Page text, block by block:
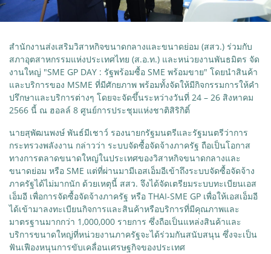
สำนักงานส่งเสริมวิสาหกิจขนาดกลางและขนาดย่อม (สสว.) ร่วมกับ
สภาอุตสาหกรรมแห่งประเทศไทย (ส.อ.ท.) และหน่วยงานพันธมิตร จัด
งานใหญ่ "SME GP DAY : รัฐพร้อมซื้อ SME พร้อมขาย" โดยนำสินค้า
และบริการของ MSME ที่มีศักยภาพ พร้อมทั้งจัดให้มีกิจกรรมการให้คำ
ปรึกษาและบริการต่างๆ โดยจะจัดขึ้นระหว่างวันที่ 24 – 26 สิงหาคม
2566 นี้ ณ ฮอลล์ 8 ศูนย์การประชุมแห่งชาติสิริกิติ์
นายสุพัฒนพงษ์ พันธ์มีเชาว์ รองนายกรัฐมนตรีและรัฐมนตรีว่าการ
กระทรวงพลังงาน กล่าวว่า ระบบจัดซื้อจัดจ้างภาครัฐ ถือเป็นโอกาส
ทางการตลาดขนาดใหญ่ในประเทศของวิสาหกิจขนาดกลางและ
ขนาดย่อม หรือ SME แต่ที่ผ่านมามีเอสเอ็มอีเข้าถึงระบบจัดซื้อจัดจ้าง
ภาครัฐได้ไม่มากนัก ด้วยเหตุนี้ สสว. จึงได้จัดเตรียมระบบทะเบียนเอส
เอ็มอี เพื่อการจัดซื้อจัดจ้างภาครัฐ หรือ THAI-SME GP เพื่อให้เอสเอ็มอี
ได้เข้ามาลงทะเบียนกิจการและสินค้าหรือบริการที่มีคุณภาพและ
มาตรฐานมากกว่า 1,000,000 รายการ ซึ่งถือเป็นแหล่งสินค้าและ
บริการขนาดใหญ่ที่หน่วยงานภาครัฐจะได้ร่วมกันสนับสนุน ซึ่งจะเป็น
ฟันเฟืองหนุนการขับเคลื่อนเศรษฐกิจของประเทศ